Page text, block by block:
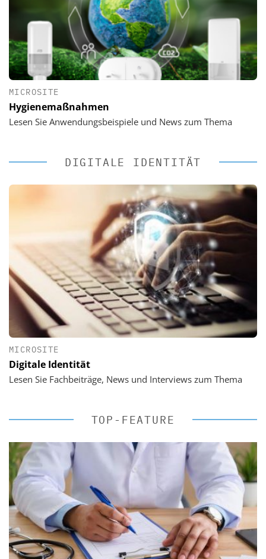
MICROSITE
Hygienemaßnahmen
Lesen Sie Anwendungsbeispiele und News zum Thema
DIGITALE IDENTITÄT
MICROSITE
Digitale Identität
Lesen Sie Fachbeiträge, News und Interviews zum Thema
TOP-FEATURE